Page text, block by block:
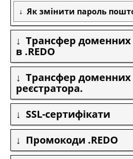
Як змінити пароль
Трансфер доменних
в .REDO
Трансфер доменних
реєстратора.
SSL-сертифікати
Промокоди .REDO